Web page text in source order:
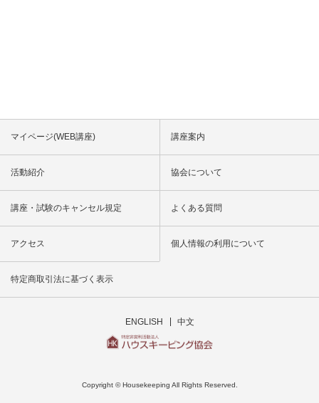
マイページ(WEB講座) 講座案内
活動紹介 協会について
講座・試験のキャンセル規定 よくある質問
アクセス 個人情報の利用について
特定商取引法に基づく表示
ENGLISH 中文
Copyright © Housekeeping All Rights Reserved.